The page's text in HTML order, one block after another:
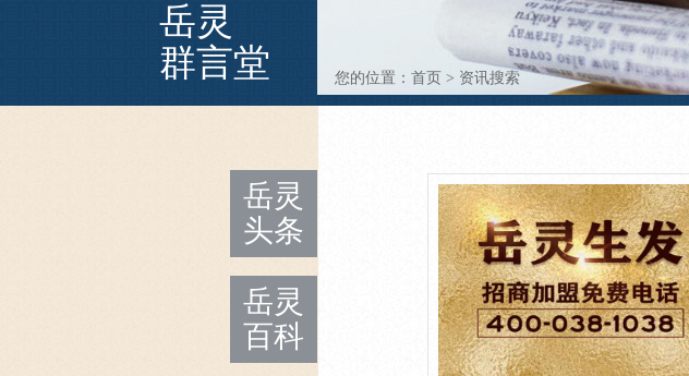
岳灵
群言堂
您的位置： 首页 > 资讯搜索
岳灵
头条
岳灵
百科